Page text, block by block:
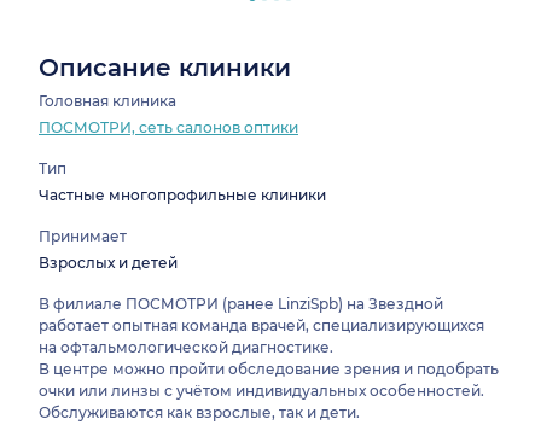
Описание клиники
Головная клиника
ПОСМОТРИ, сеть салонов оптики
Тип
Частные многопрофильные клиники
Принимает
Взрослых и детей
В филиале ПОСМОТРИ (ранее LinziSpb) на Звездной
работает опытная команда врачей, специализирующихся
на офтальмологической диагностике.
В центре можно пройти обследование зрения и подобрать
очки или линзы с учётом индивидуальных особенностей.
Обслуживаются как взрослые, так и дети.